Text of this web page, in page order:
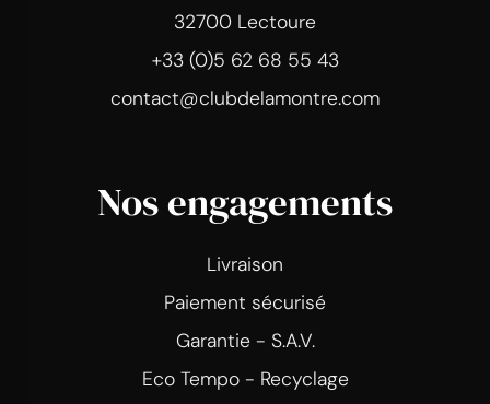
32700 Lectoure
+33 (0)5 62 68 55 43
contact@clubdelamontre.com
Nos engagements
Livraison
Paiement sécurisé
Garantie - S.A.V.
Eco Tempo - Recyclage